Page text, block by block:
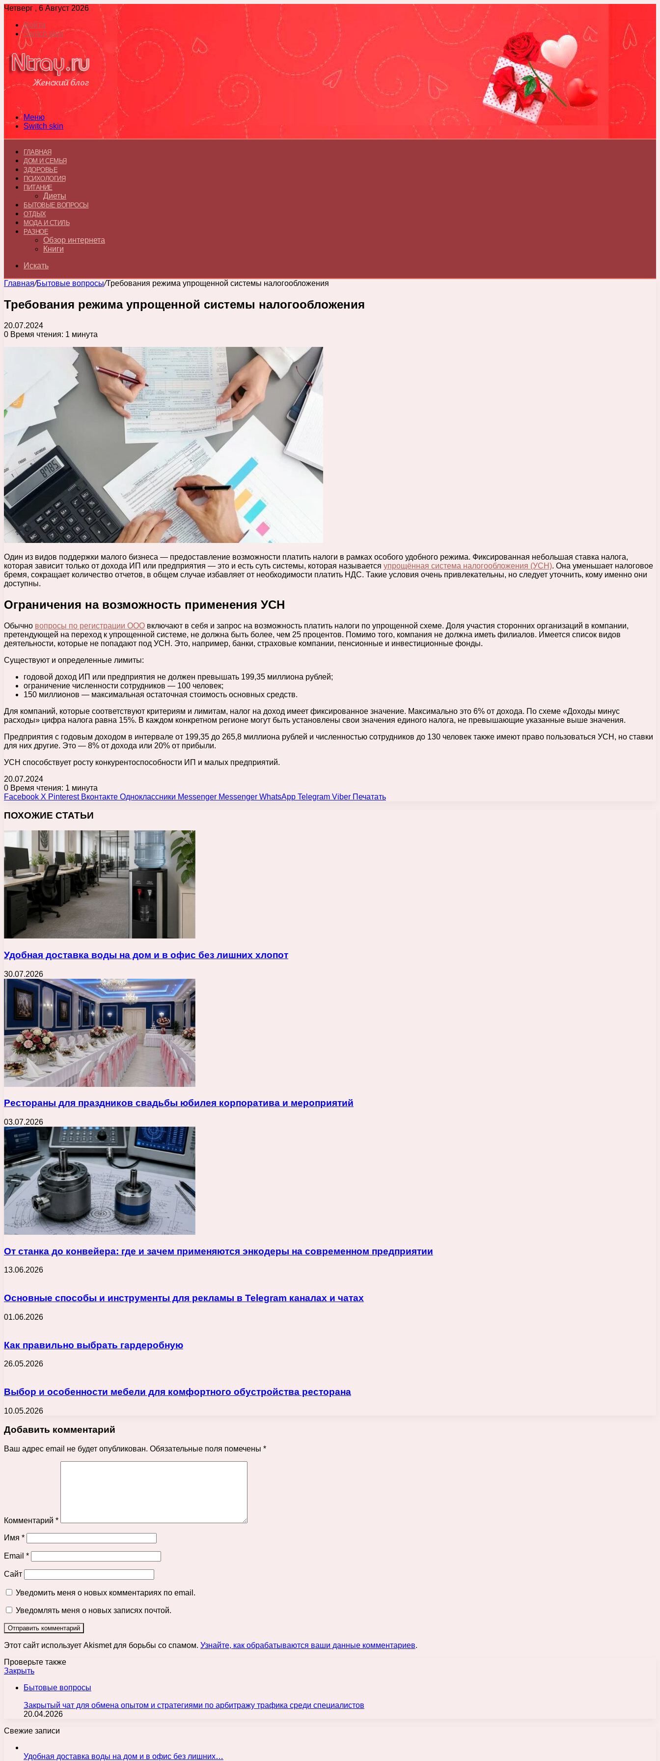
Четверг , 6 Август 2026
Войти
Switch skin
Меню
Switch skin
ГЛАВНАЯ
ДОМ И СЕМЬЯ
ЗДОРОВЬЕ
ПСИХОЛОГИЯ
ПИТАНИЕ
Диеты
БЫТОВЫЕ ВОПРОСЫ
ОТДЫХ
МОДА И СТИЛЬ
РАЗНОЕ
Обзор интернета
Книги
Искать
Главная/Бытовые вопросы/Требования режима упрощенной системы налогообложения
Требования режима упрощенной системы налогообложения
20.07.2024
0 Время чтения: 1 минута
Один из видов поддержки малого бизнеса — предоставление возможности платить налоги в рамках особого удобного режима. Фиксированная небольшая ставка налога,
которая зависит только от дохода ИП или предприятия — это и есть суть системы, которая называется упрощённая система налогообложения (УСН). Она уменьшает налоговое
бремя, сокращает количество отчетов, в общем случае избавляет от необходимости платить НДС. Такие условия очень привлекательны, но следует уточнить, кому именно они
доступны.
Ограничения на возможность применения УСН
Обычно вопросы по регистрации ООО включают в себя и запрос на возможность платить налоги по упрощенной схеме. Доля участия сторонних организаций в компании,
претендующей на переход к упрощенной системе, не должна быть более, чем 25 процентов. Помимо того, компания не должна иметь филиалов. Имеется список видов
деятельности, которые не попадают под УСН. Это, например, банки, страховые компании, пенсионные и инвестиционные фонды.
Существуют и определенные лимиты:
годовой доход ИП или предприятия не должен превышать 199,35 миллиона рублей;
ограничение численности сотрудников — 100 человек;
150 миллионов — максимальная остаточная стоимость основных средств.
Для компаний, которые соответствуют критериям и лимитам, налог на доход имеет фиксированное значение. Максимально это 6% от дохода. По схеме «Доходы минус
расходы» цифра налога равна 15%. В каждом конкретном регионе могут быть установлены свои значения единого налога, не превышающие указанные выше значения.
Предприятия с годовым доходом в интервале от 199,35 до 265,8 миллиона рублей и численностью сотрудников до 130 человек также имеют право пользоваться УСН, но ставки
для них другие. Это — 8% от дохода или 20% от прибыли.
УСН способствует росту конкурентоспособности ИП и малых предприятий.
20.07.2024
0 Время чтения: 1 минута
Facebook X Pinterest Вконтакте Одноклассники Messenger Messenger WhatsApp Telegram Viber Печатать
ПОХОЖИЕ СТАТЬИ
Удобная доставка воды на дом и в офис без лишних хлопот
30.07.2026
Рестораны для праздников свадьбы юбилея корпоратива и мероприятий
03.07.2026
От станка до конвейера: где и зачем применяются энкодеры на современном предприятии
13.06.2026
Основные способы и инструменты для рекламы в Telegram каналах и чатах
01.06.2026
Как правильно выбрать гардеробную
26.05.2026
Выбор и особенности мебели для комфортного обустройства ресторана
10.05.2026
Добавить комментарий
Ваш адрес email не будет опубликован. Обязательные поля помечены *
Комментарий *
Имя *
Email *
Сайт
Уведомить меня о новых комментариях по email.
Уведомлять меня о новых записях почтой.
Этот сайт использует Akismet для борьбы со спамом. Узнайте, как обрабатываются ваши данные комментариев.
Проверьте также
Закрыть
Бытовые вопросы
Закрытый чат для обмена опытом и стратегиями по арбитражу трафика среди специалистов
20.04.2026
Свежие записи
Удобная доставка воды на дом и в офис без лишних…